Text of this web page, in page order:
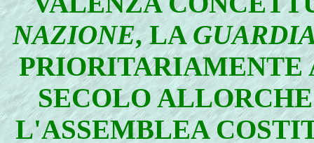
NAZIONE, LA
PRIORITARIAMENTE
SECOLO
L'ASSEMBLEA